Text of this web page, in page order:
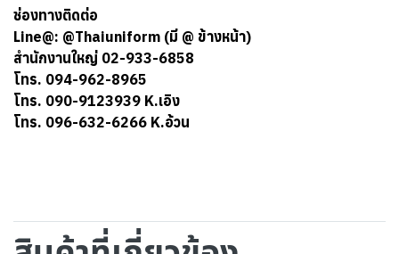
ช่องทางติดต่อ
Line@: @Thaiuniform (มี @ ข้างหน้า)
สำนักงานใหญ่ 02-933-6858
โทร. 094-962-8965
โทร. 090-9123939 K.เอิง
โทร. 096-632-6266 K.อ้วน